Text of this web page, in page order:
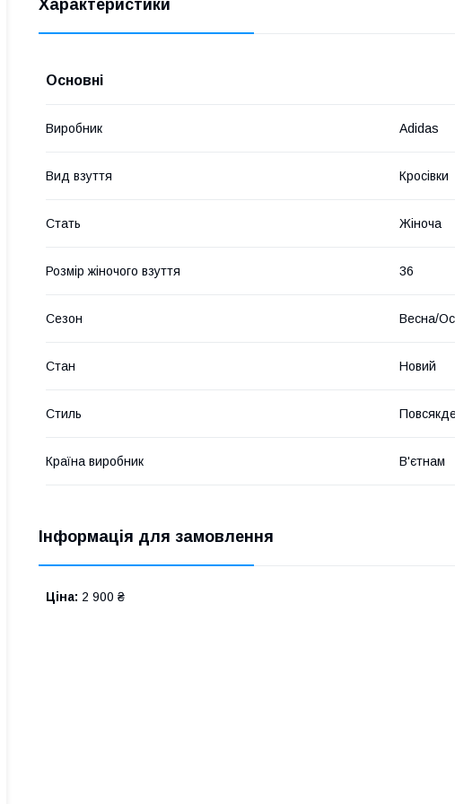
Характеристики
Основні
Виробник Adidas
Вид взуття Кросівки
Стать Жіноча
Розмір жіночого взуття 36
Сезон Весна/
Стан Новий
Стиль
Країна виробник В'єтнам
Інформація для замовлення
Ціна: 2 900 ₴